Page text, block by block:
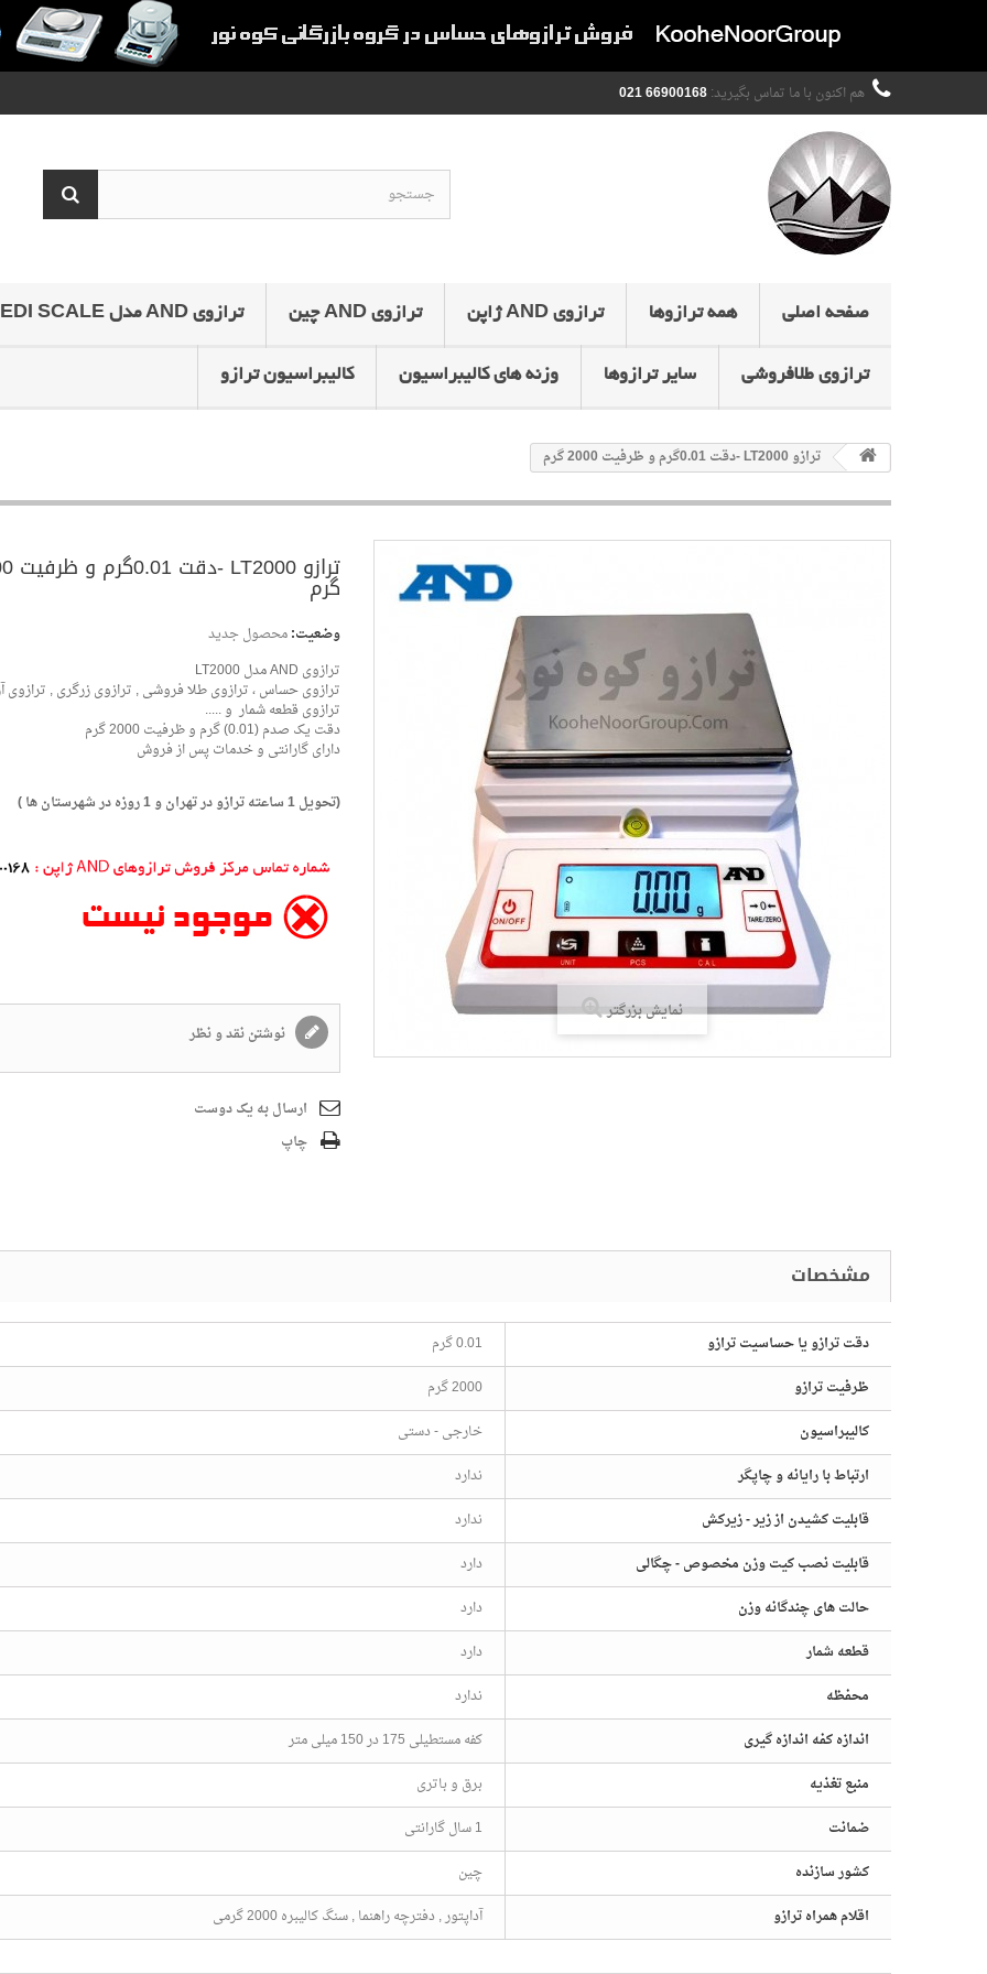
هم اکنون با ما تماس بگیرید:66900168 021
صفحه اصلی همه ترازوها ترازوی AND ژاپن ترازوی AND چین ترازوی AND مدل MEDI SCALE
ترازوی طلافروشی سایر ترازوها وزنه های کالیبراسیون کالیبراسیون ترازو
ترازو LT2000 -دقت 0.01گرم و ظرفیت 2000 گرم
نمایش بزرگتر
وضعیت:محصول جدید
ترازوی AND مدل LT2000
ترازوی حساس ، ترازوی طلا فروشی , ترازوی زرگری , ترازوی
ترازوی قطعه شمار و .....
دقت یک صدم (0.01) گرم و ظرفیت 2000 گرم
دارای گارانتی و خدمات پس از فروش
(تحویل 1 ساعته ترازو در تهران و 1 روزه در شهرستان ها )
نوشتن نقد و نظر
ارسال به یک دوست
چاپ
دقت ترازو یا حساسیت ترازو
0.01 گرم
ظرفیت ترازو
2000 گرم
کالیبراسیون
خارجی - دستی
ارتباط با رایانه و چاپگر
ندارد
قابلیت کشیدن از زیر - زیرکش
ندارد
قابلیت نصب کیت وزن مخصوص - چگالی
دارد
حالت های چندگانه وزن
دارد
قطعه شمار
دارد
محفظه
ندارد
اندازه کفه اندازه گیری
کفه مستطیلی 175 در 150 میلی متر
منبع تغذیه
برق و باتری
ضمانت
1 سال گارانتی
کشور سازنده
چین
اقلام همراه ترازو
آداپتور , دفترچه راهنما , سنگ کالیبره 2000 گرمی